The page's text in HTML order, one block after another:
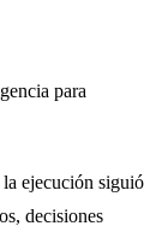
para
la ejecución siguió
decisiones